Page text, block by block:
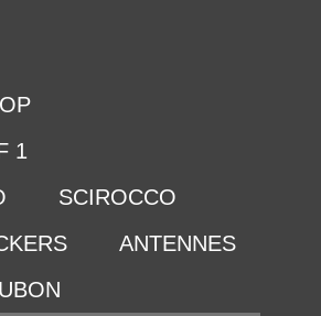
1
SCIROCCO
ANTENNES